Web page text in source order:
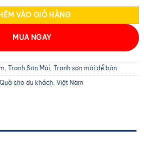
VÀO GIỎ HÀNG
MUA NGAY
Tranh Sơn Mài Tranh sơn mài để bàn
Quà cho du khách Việt Nam